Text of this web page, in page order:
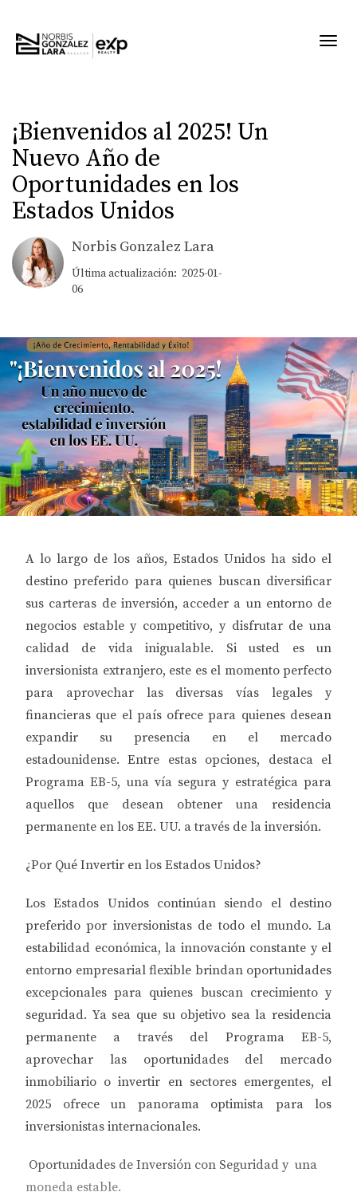
¡Bienvenidos al 2025! Un
Nuevo Año de
Oportunidades en los
Estados Unidos
Norbis Gonzalez Lara
Última actualización: 2025-01-
06
A lo largo de los años, Estados Unidos ha sido el
destino preferido para quienes buscan diversificar
sus carteras de inversión, acceder a un entorno de
negocios estable y competitivo, y disfrutar de una
calidad de vida inigualable. Si usted es un
inversionista extranjero, este es el momento perfecto
para aprovechar las diversas vías legales y
financieras que el país ofrece para quienes desean
expandir su presencia en el mercado
estadounidense. Entre estas opciones, destaca el
Programa EB-5, una vía segura y estratégica para
aquellos que desean obtener una residencia
permanente en los EE. UU. a través de la inversión.
¿Por Qué Invertir en los Estados Unidos?
Los Estados Unidos continúan siendo el destino
preferido por inversionistas de todo el mundo. La
estabilidad económica, la innovación constante y el
entorno empresarial flexible brindan oportunidades
excepcionales para quienes buscan crecimiento y
seguridad. Ya sea que su objetivo sea la residencia
permanente a través del Programa EB-5,
aprovechar las oportunidades del mercado
inmobiliario o invertir en sectores emergentes, el
2025 ofrece un panorama optimista para los
inversionistas internacionales.
Oportunidades de Inversión con Seguridad y una
moneda estable.